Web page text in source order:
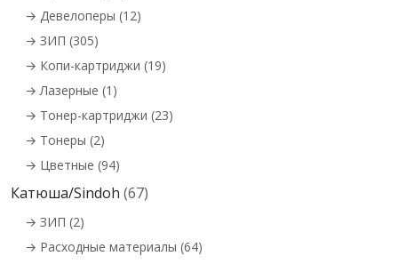
→ Девелоперы (12)
→ ЗИП (305)
→ Копи-картриджи (19)
→ Лазерные (1)
→ Тонер-картриджи (23)
→ Тонеры (2)
→ Цветные (94)
Катюша/Sindoh (67)
→ ЗИП (2)
→ Расходные материалы (64)